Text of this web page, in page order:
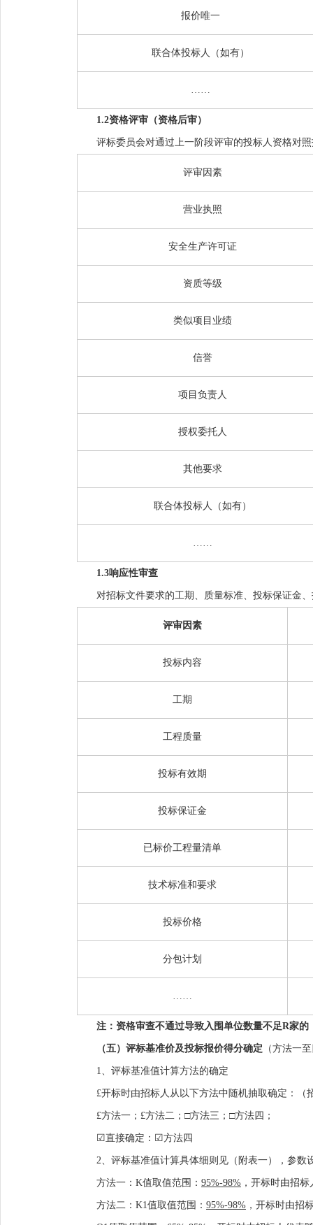
报价唯一
联合体投标人 （如有）
……
1.2资格评审 （资格后审）
评标委员会对通过上一阶段评审的投标人资格对
评审因素
营业执照
安全生产许可证
资质等级
类似项目业绩
信誉
项目负责人
授权委托人
其他要求
联合体投标人 （如有）
……
1.3响应性审查
对招标文件要求的工期、质量标准、投标保证金
评审因素
投标内容
工期
工程质量
投标有效期
投标保证金
已标价工程量清单
技术标准和要求
投标价格
分包计划
……
注：资格审查不通过导致入围单位数量不足R家的
（五）评标基准价及投标报价得分确定 （方法一
1、评标基准值计算方法的确定
£开标时由招标人 从以下方法中随机抽取确定： （
£方法一； £方法二； □方法三； □方法四；
☑直接确定： ☑方法四
2、评标基准值计算具体细则见（附表一），参数
方法一： K值取值范围： 95%-98% ，开标时由招
方法二： K1值取值范围： 95%-98% ，开标时由招